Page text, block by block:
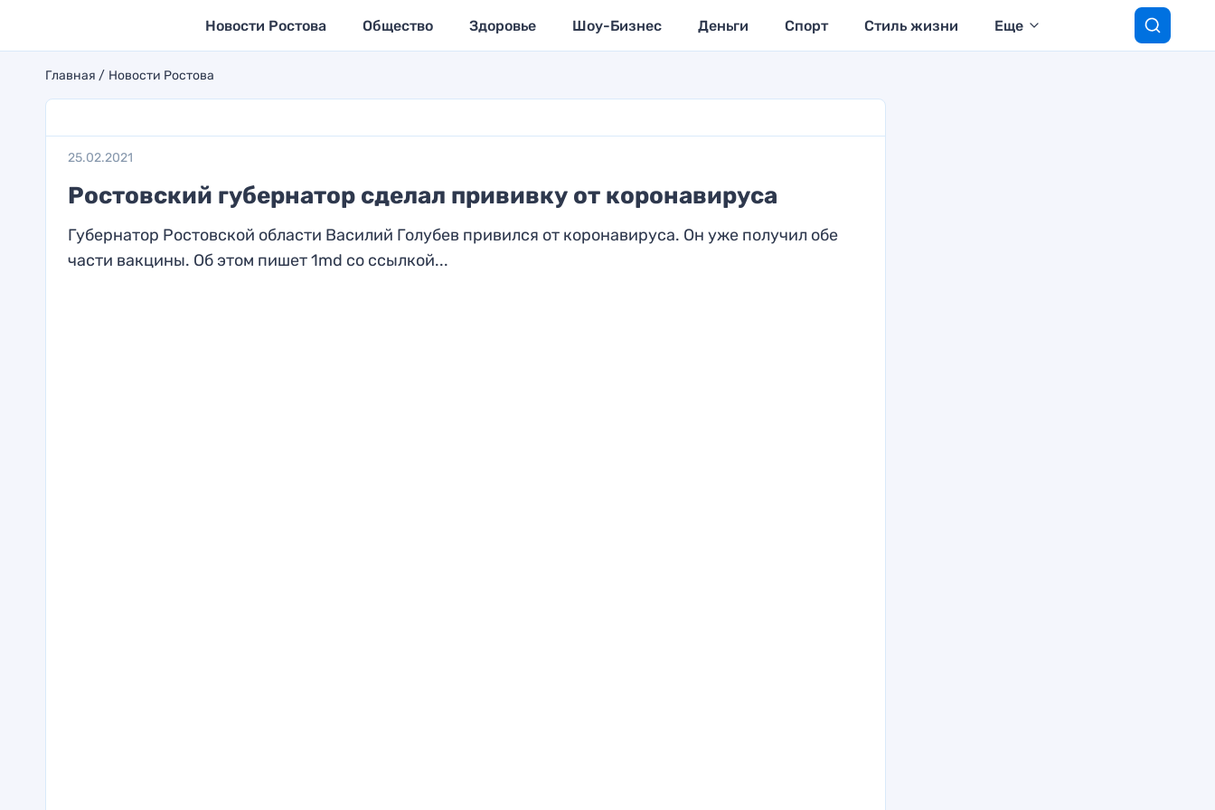
Новости Ростова Общество Здоровье Шоу-Бизнес Деньги Спорт Стиль жизни Еще
Главная Новости Ростова
25.02.2021
Ростовский губернатор сделал прививку от коронавируса
Губернатор Ростовской области Василий Голубев привился от коронавируса. Он уже получил обе
части вакцины. Об этом пишет 1md со ссылкой...